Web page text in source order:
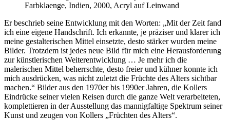
Farbklaenge, Indien, 2000, Acryl auf Leinwand
Er beschrieb seine Entwicklung mit den Worten: „Mit der Zeit fand
ich eine eigene Handschrift. Ich erkannte, je präziser und klarer ich
meine gestalterischen Mittel einsetzte, desto stärker wurden meine
Bilder. Trotzdem ist jedes neue Bild für mich eine Herausforderung
zur künstlerischen Weiterentwicklung … Je mehr ich die
malerischen Mittel beherrschte, desto freier und kühner konnte ich
mich ausdrücken, was nicht zuletzt die Früchte des Alters sichtbar
machen.“ Bilder aus den 1970er bis 1990er Jahren, die Kollers
Eindrücke seiner vielen Reisen durch die ganze Welt verarbeiteten,
komplettieren in der Ausstellung das mannigfaltige Spektrum seiner
Kunst und zeugen von Kollers „Früchten des Alters“.